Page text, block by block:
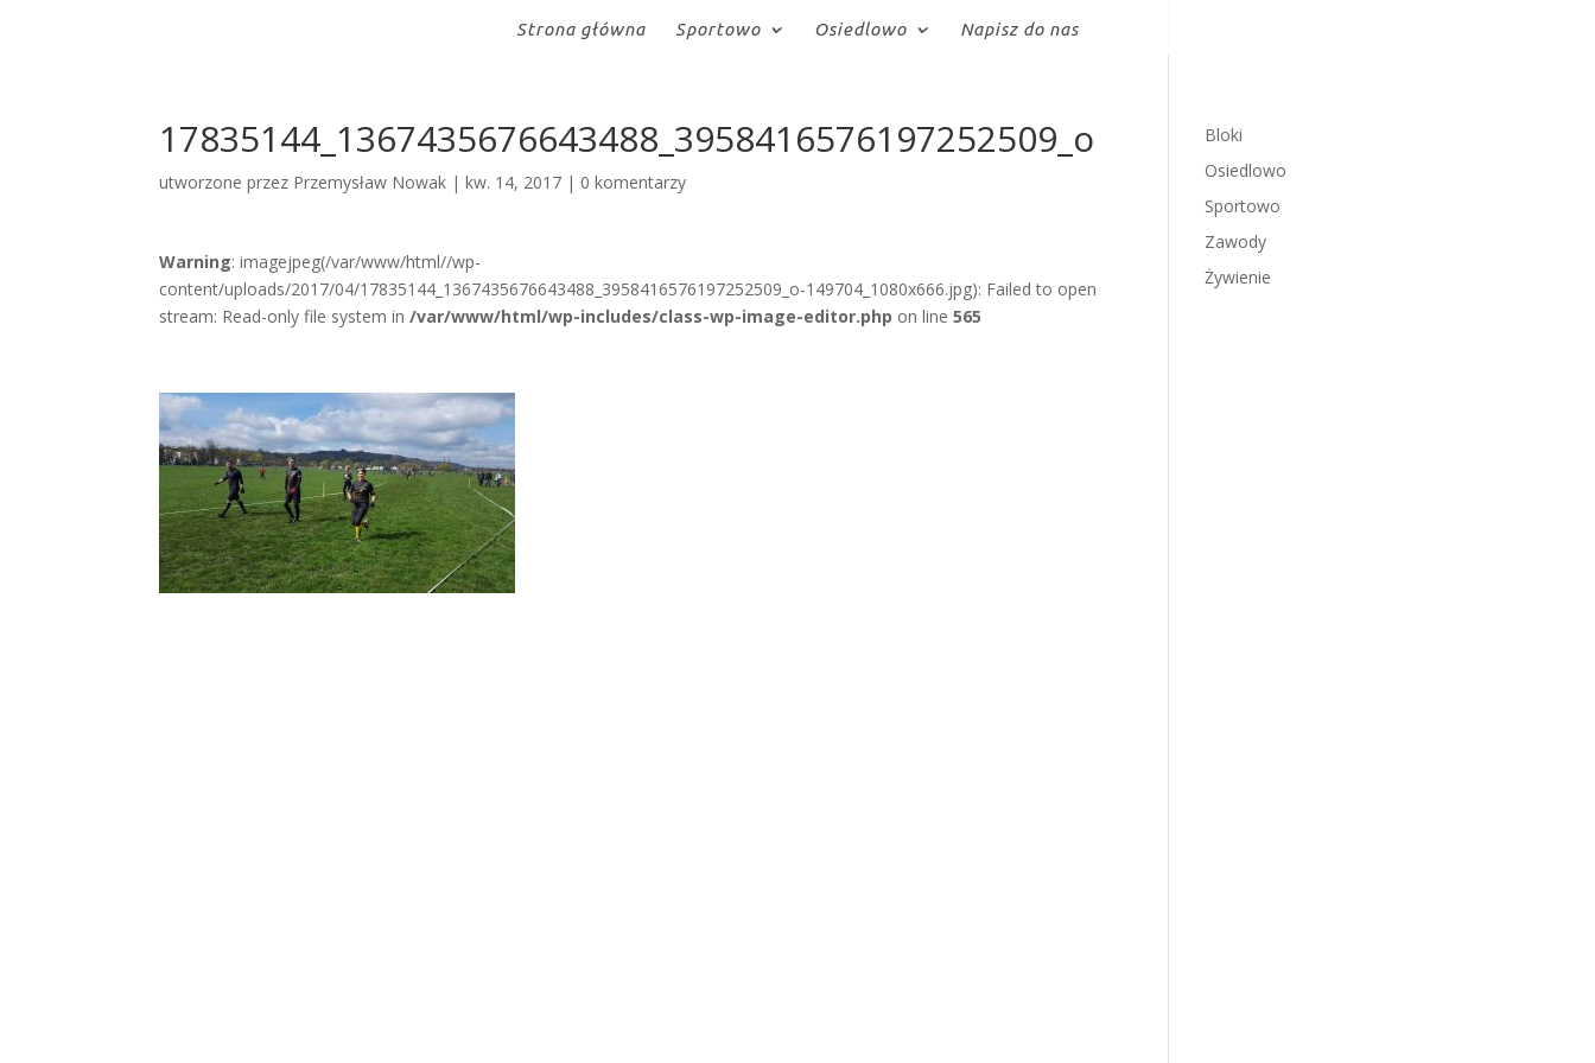
Strona główna Sportowo Osiedlowo Napisz do nas
17835144_1367435676643488_3958416576197252509_o
utworzone przez Przemysław Nowak |kw. 14, 2017 | 0 komentarzy
Warning: imagejpeg(/var/www/html//wp-
content/uploads/2017/04/17835144_1367435676643488_3958416576197252509_o-149704_1080x666.jpg): Failed to open
stream: Read-only file system in/var/www/html/wp-includes/class-wp-image-editor.php on line565
Bloki
Osiedlowo
Sportowo
Zawody
Żywienie